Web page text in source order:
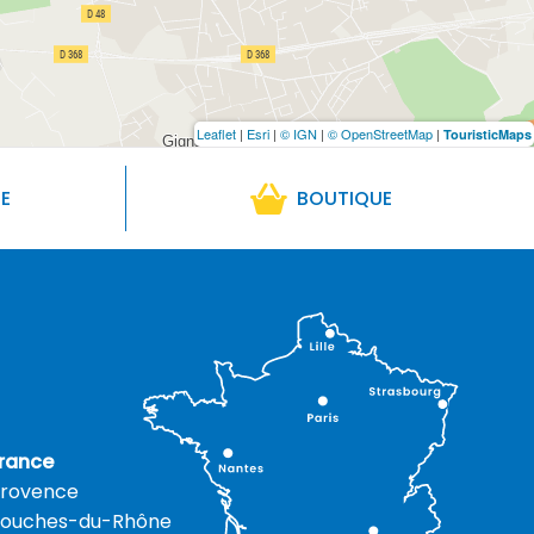
Leaflet | Esri | © IGN | © OpenStreetMap | TouristicMaps
BOUTIQUE
du-Rhône